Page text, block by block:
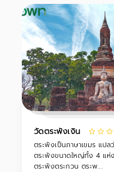
วัดตระพังเงิน
ตระพังเป็นภาษาเขมร แปล
ตระพังขนาดใหญ่ทั้ง 4 แห่
ตระพังตระกวน ตระพ...